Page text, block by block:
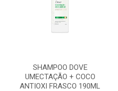
SHAMPOO DOVE
UMECTAÇÃO + COCO
ANTIOXI FRASCO 190ML